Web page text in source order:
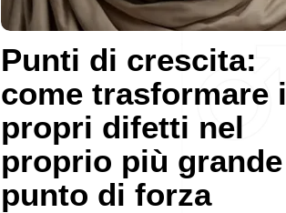
Punti di crescita:
come trasformare i
propri difetti nel
proprio più grande
punto di forza